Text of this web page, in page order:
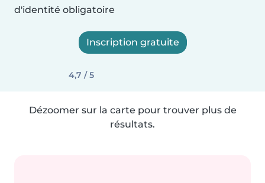
d'identité obligatoire
Inscription gratuite
4,7 / 5
Dézoomer sur la carte pour trouver plus de
résultats.